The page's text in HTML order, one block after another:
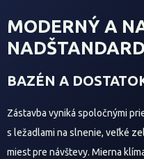
MODERNÝ A
NADŠTANDARD
BAZÉN A
Zástavba vyniká spoločnými
s ležadlami na slnenie, veľké
miest pre návštevy. Mierna